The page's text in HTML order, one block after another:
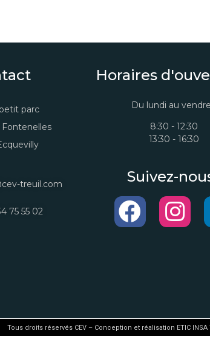
parc
Fontenelles
treuil.com
75 55 02
Horaires
Du lundi au
8:30 - 12:30
13:30 - 16:30
Suivez-
Tous droits réservés CEV – Conception et réalisation ETIC